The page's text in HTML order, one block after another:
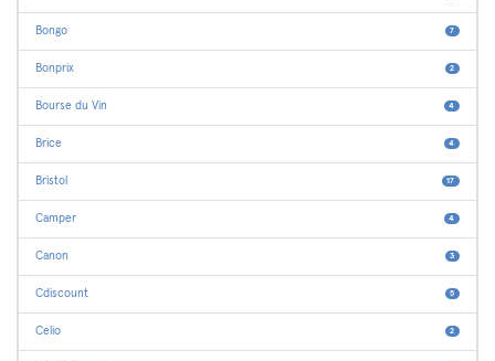
Bongo 7
Bonprix 2
Bourse du Vin 4
Brice 4
Bristol 17
Camper 4
Canon 3
Cdiscount 5
Celio 2